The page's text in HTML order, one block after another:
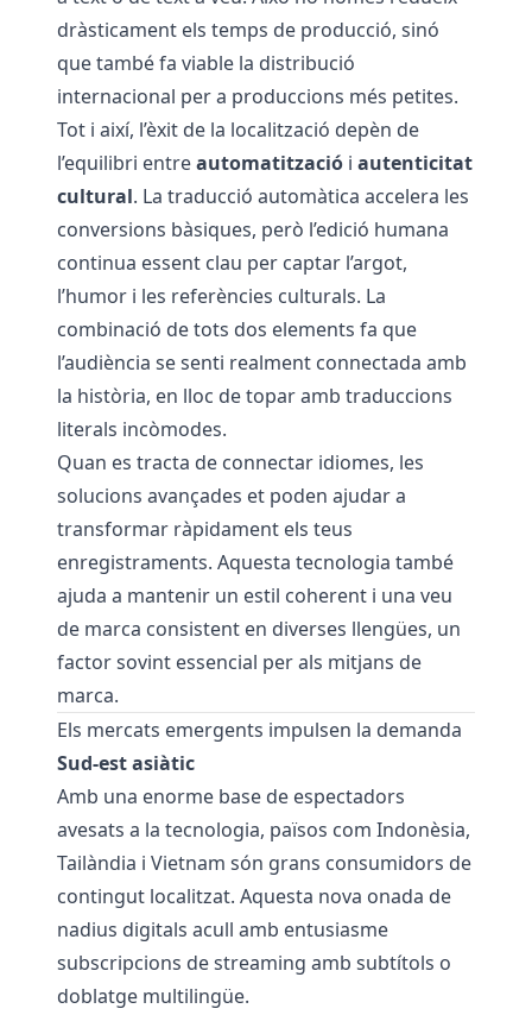
dràsticament els temps de producció, sinó
que també fa viable la distribució
internacional per a produccions més petites.
Tot i així, l’èxit de la localització depèn de
l’equilibri entreautomatització i autenticitat
cultural. La traducció automàtica accelera les
conversions bàsiques, però l’edició humana
continua essent clau per captar l’argot,
l’humor i les referències culturals. La
combinació de tots dos elements fa que
l’audiència se senti realment connectada amb
la història, en lloc de topar amb traduccions
literals incòmodes.
Quan es tracta de connectar idiomes, les
solucions avançades et poden ajudar a
transformar ràpidament els teus
enregistraments. Aquesta tecnologia també
ajuda a mantenir un estil coherent i una veu
de marca consistent en diverses llengües, un
factor sovint essencial per als mitjans de
marca.
Els mercats emergents impulsen la demanda
Sud-est asiàtic
Amb una enorme base de espectadors
avesats a la tecnologia, països com Indonèsia,
Tailàndia i Vietnam són grans consumidors de
contingut localitzat. Aquesta nova onada de
nadius digitals acull amb entusiasme
subscripcions de streaming amb subtítols o
doblatge multilingüe.